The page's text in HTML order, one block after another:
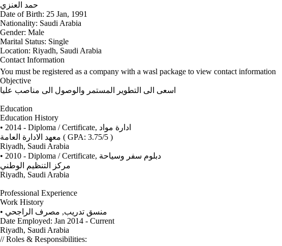
حمد العنزي
Date of Birth: 25 Jan, 1991
Nationality: Saudi Arabia
Gender: Male
Marital Status: Single
Location: Riyadh, Saudi Arabia
Contact Information
You must be registered as a company with a wasl package to view contact information
Objective
اسعى الى التطوير المستمر والوصول الى مناصب عليا
Education
Education History
• 2014 - Diploma / Certificate, ادارة مواد
( GPA: 3.75/5 )
Riyadh, Saudi Arabia
• 2010 - Diploma / Certificate, دبلوم سفر وسياحة
مركز التنظيم الوطني
Riyadh, Saudi Arabia
Professional Experience
Work History
•
منسق تدريب, مصرف الراجحي
Date Employed: Jan 2014 - Current
Riyadh, Saudi Arabia
// Roles & Responsibilities: